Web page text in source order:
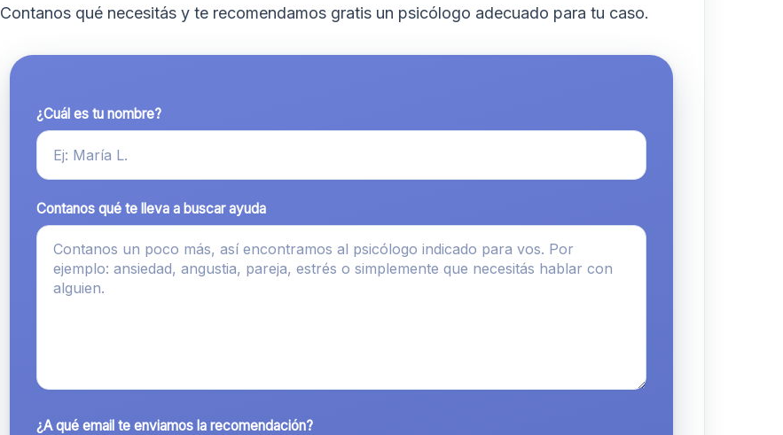
Contanos qué necesitás y te recomendamos gratis un psicólogo adecuado para tu caso.
¿Cuál es tu nombre?
Contanos qué te lleva a buscar ayuda
¿A qué email te enviamos la recomendación?